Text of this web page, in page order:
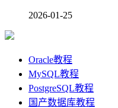
2026-01-25
Oracle教程
MySQL教程
PostgreSQL教程
国产数据库教程